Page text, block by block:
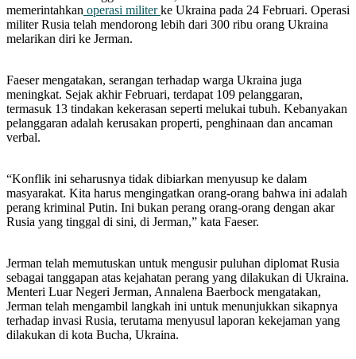
memerintahkan operasi militerke Ukraina pada 24 Februari. Operasi
militer Rusia telah mendorong lebih dari 300 ribu orang Ukraina
melarikan diri ke Jerman.
Faeser mengatakan, serangan terhadap warga Ukraina juga
meningkat. Sejak akhir Februari, terdapat 109 pelanggaran,
termasuk 13 tindakan kekerasan seperti melukai tubuh. Kebanyakan
pelanggaran adalah kerusakan properti, penghinaan dan ancaman
verbal.
“Konflik ini seharusnya tidak dibiarkan menyusup ke dalam
masyarakat. Kita harus mengingatkan orang-orang bahwa ini adalah
perang kriminal Putin. Ini bukan perang orang-orang dengan akar
Rusia yang tinggal di sini, di Jerman,” kata Faeser.
Jerman telah memutuskan untuk mengusir puluhan diplomat Rusia
sebagai tanggapan atas kejahatan perang yang dilakukan di Ukraina.
Menteri Luar Negeri Jerman, Annalena Baerbock mengatakan,
Jerman telah mengambil langkah ini untuk menunjukkan sikapnya
terhadap invasi Rusia, terutama menyusul laporan kekejaman yang
dilakukan di kota Bucha, Ukraina.